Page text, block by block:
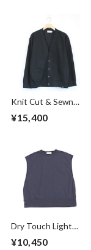
Knit Cut & Sewn
Cardigan Black
¥15,400
Dry Touch Light
French Terry
Sleeveless
¥10,450